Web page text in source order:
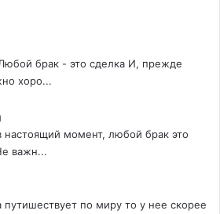
брак - это сделка И, прежде
хоро...
настоящий момент, любой брак это
важн...
путишествует по миру то у нее скорее